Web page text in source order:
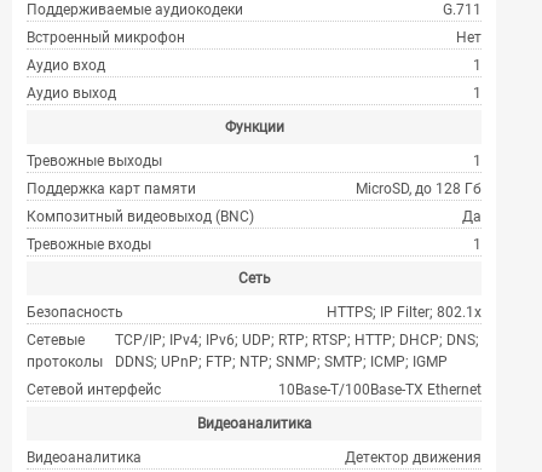
Поддерживаемые аудиокодеки
G.711
Встроенный микрофон
Нет
Аудио вход
1
Аудио выход
1
Функции
Тревожные выходы
1
Поддержка карт памяти
MicroSD, до 128 Гб
Композитный видеовыход (BNC)
Да
Тревожные входы
1
Сеть
Безопасность
HTTPS; IP Filter; 802.1x
Сетевые
протоколы
TCP/IP; IPv4; IPv6; UDP; RTP; RTSP; HTTP; DHCP; DNS;
DDNS; UPnP; FTP; NTP; SNMP; SMTP; ICMP; IGMP
Сетевой интерфейс
10Base-T/100Base-TX Ethernet
Видеоаналитика
Видеоаналитика
Детектор движения